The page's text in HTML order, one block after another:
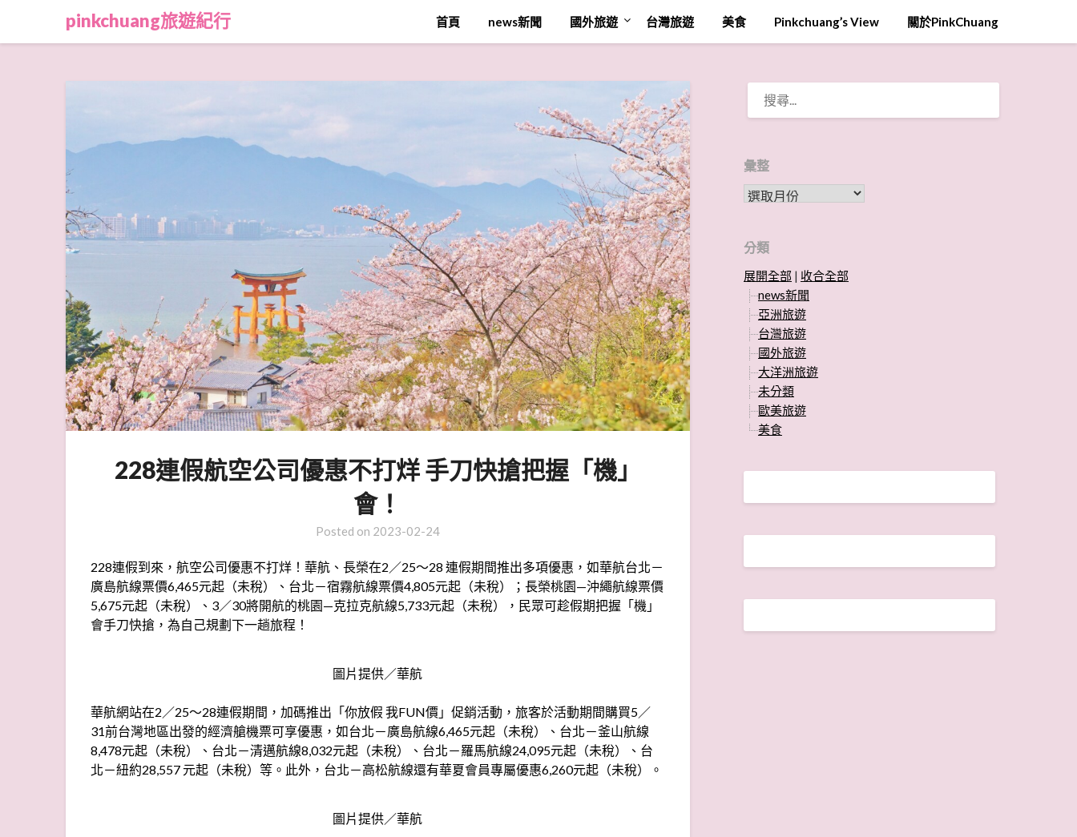
pinkchuang旅遊紀行 首頁 news新聞 國外旅遊 台灣旅遊 美食 Pinkchuang’s View 關於PinkChuang
228連假航空公司優惠不打烊 手刀快搶把握「機」
會！
Posted on 2023-02-24
228連假到來，航空公司優惠不打烊！華航、長榮在2／25～28 連假期間推出多項優惠，如華航台北－
廣島航線票價6,465元起（未稅）、台北－宿霧航線票價4,805元起（未稅）；長榮桃園—沖繩航線票價
5,675元起（未稅）、3／30將開航的桃園—克拉克航線5,733元起（未稅），民眾可趁假期把握「機」
會手刀快搶，為自己規劃下一趟旅程！
圖片提供／華航
華航網站在2／25～28連假期間，加碼推出「你放假 我FUN價」促銷活動，旅客於活動期間購買5／
31前台灣地區出發的經濟艙機票可享優惠，如台北－廣島航線6,465元起（未稅）、台北－釜山航線
8,478元起（未稅）、台北－清邁航線8,032元起（未稅）、台北－羅馬航線24,095元起（未稅）、台
北－紐約28,557 元起（未稅）等。此外，台北－高松航線還有華夏會員專屬優惠6,260元起（未稅）。
圖片提供／華航
搜
字:
彙整
彙整
分類
展開全部 | 收合全部
news新聞
亞洲旅遊
台灣旅遊
國外旅遊
大洋洲旅遊
未分類
歐美旅遊
美食